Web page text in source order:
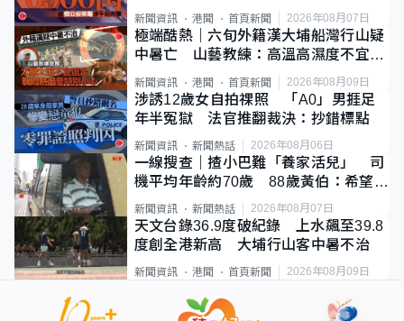
新聞資訊 港聞 首頁新聞 2026年08月07日
極端酷熱｜六旬外籍漢大埔船灣行山疑
中暑亡 山藝教練：高溫高濕度不宜遠
新聞資訊 港聞 首頁新聞 2026年08月09日
涉誘12歲女自拍祼照 「A0」男捱足
年半冤獄 法官推翻裁決：抄錯標點
新聞資訊 新聞熱話 2026年08月06日
一線搜查｜揸小巴難「養家活兒」 司
機平均年齡約70歲 88歲黃伯：希望一
直揸落去
新聞資訊 新聞熱話 2026年08月07日
天文台錄36.9度破紀錄 上水飆至39.8
度創全港新高 大埔行山客中暑不治
新聞資訊 港聞 首頁新聞 2026年08月09日